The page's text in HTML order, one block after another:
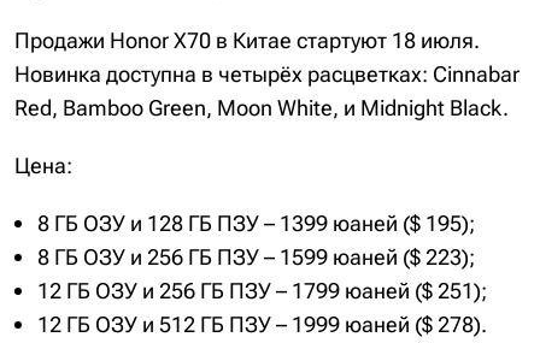
Продажи Honor X70 в Китае стартуют 18 июля.
Новинка доступна в четырёх расцветках: Cinnabar
Red, Bamboo Green, Moon White, и Midnight Black.
Цена:
8 ГБ ОЗУ и 128 ГБ ПЗУ – 1399 юаней ($ 195);
8 ГБ ОЗУ и 256 ГБ ПЗУ – 1599 юаней ($ 223);
12 ГБ ОЗУ и 256 ГБ ПЗУ – 1799 юаней ($ 251);
12 ГБ ОЗУ и 512 ГБ ПЗУ – 1999 юаней ($ 278).